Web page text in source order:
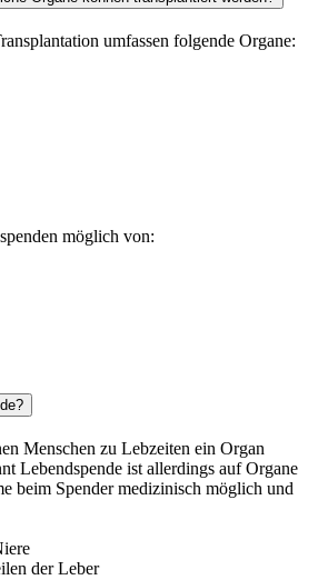
umfassen folgende Organe:
möglich von:
Menschen zu Lebzeiten ein Organ
Lebendspende ist allerdings auf Organe
beim Spender medizinisch möglich und
der Leber